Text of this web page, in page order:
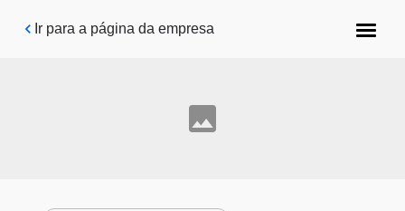
Pular para o conteúdo principal
Ir para a página da empresa